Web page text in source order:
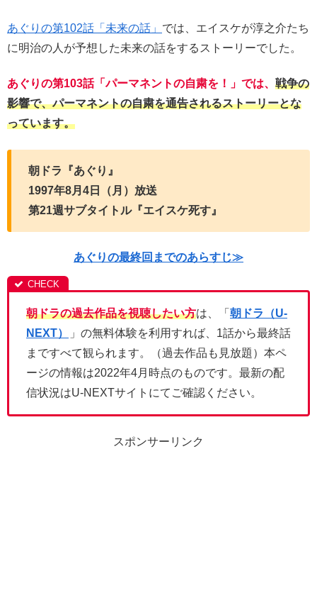
あぐりの第102話「未来の話」 では、エイスケが淳之介たち
に明治の人が予想した未来の話をするストーリーでした。
あぐりの第103話「パーマネントの自粛を！」では、 戦争の
影響で、パーマネントの自粛を通告されるストーリーとな
っています。
朝ドラ『あぐり』
1997年8月4日（月）放送
第21週サブタイトル『エイスケ死す』
あぐりの最終回までのあらすじ≫
朝ドラの過去作品を視聴したい方は、「 朝ドラ（U-
NEXT）
」の無料体験を利用すれば、1話から最終話
まですべて観られます。（過去作品も見放題）本ペ
ージの情報は2022年4月時点のものです。最新の配
信状況はU-NEXTサイトにてご確認ください。
スポンサーリンク